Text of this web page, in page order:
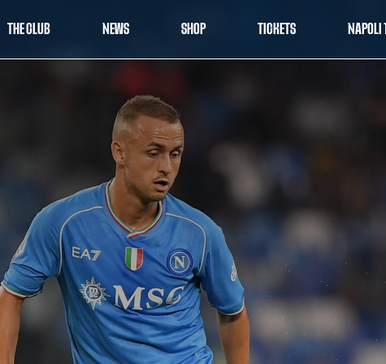
THE CLUB NEWS SHOP TICKETS NAPOLI